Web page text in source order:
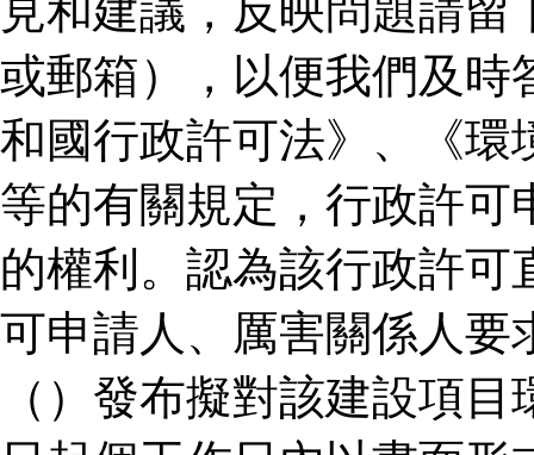
見和建議，反映問題請
或郵箱），以便我們及時
和國行政許可法》、《環
等的有關規定，行政許可
的權利。認為該行政許
可申請人、厲害關係人要
（）發布擬對該建設項